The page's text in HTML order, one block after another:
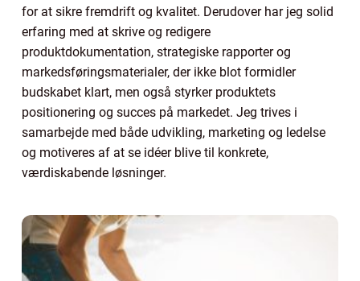
for at sikre fremdrift og kvalitet. Derudover har jeg solid
erfaring med at skrive og redigere
produktdokumentation, strategiske rapporter og
markedsføringsmaterialer, der ikke blot formidler
budskabet klart, men også styrker produktets
positionering og succes på markedet. Jeg trives i
samarbejde med både udvikling, marketing og ledelse
og motiveres af at se idéer blive til konkrete,
værdiskabende løsninger.